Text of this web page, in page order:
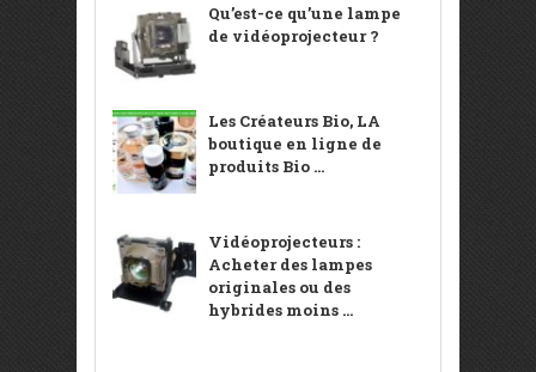
Qu’est-ce qu’une lampe
de vidéoprojecteur ?
Les Créateurs Bio, LA
boutique en ligne de
produits Bio ...
Vidéoprojecteurs :
Acheter des lampes
originales ou des
hybrides moins ...